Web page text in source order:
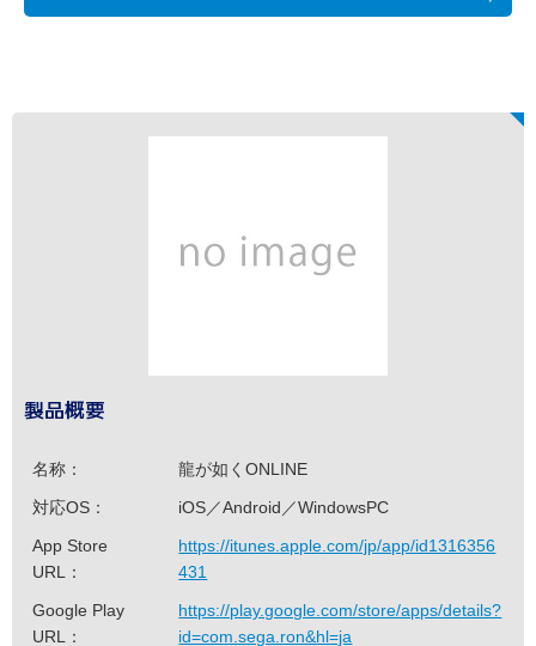
製品概要
名称：
龍が如くONLINE
対応OS：
iOS／Android／WindowsPC
App Store
URL：
https://itunes.apple.com/jp/app/id1316356
431
Google Play
URL：
https://play.google.com/store/apps/details?
id=com.sega.ron&hl=ja